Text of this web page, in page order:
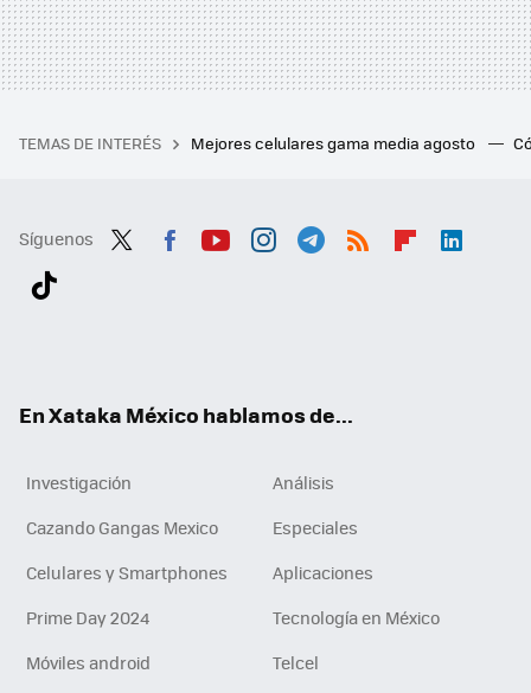
TEMAS DE INTERÉS Mejores celulares gama media agosto
Síguenos
En Xataka México hablamos de...
Investigación
Análisis
Cazando Gangas Mexico
Especiales
Celulares y Smartphones
Aplicaciones
Prime Day 2024
Tecnología en México
Móviles android
Telcel